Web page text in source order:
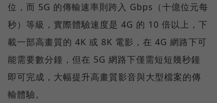
位，而 5G 的傳輸速率則跨入 Gbps（十億位元每
秒）等級，實際體驗速度是 4G 的 10 倍以上，下
載一部高畫質的 4K 或 8K 電影，在 4G 網路下可
能需要數分鐘，但在 5G 網路下僅需短短幾秒鐘
即可完成，大幅提升高畫質影音與大型檔案的傳
輸體驗。